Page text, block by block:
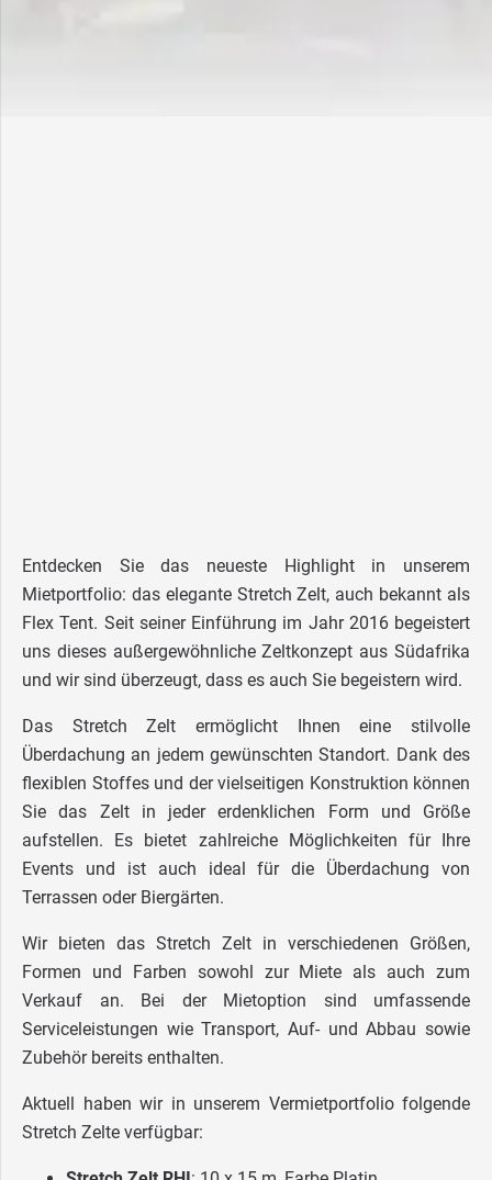
Entdecken Sie das neueste Highlight in unserem
Mietportfolio: das elegante Stretch Zelt, auch bekannt als
Flex Tent. Seit seiner Einführung im Jahr 2016 begeistert
uns dieses außergewöhnliche Zeltkonzept aus Südafrika
und wir sind überzeugt, dass es auch Sie begeistern wird.
Das Stretch Zelt ermöglicht Ihnen eine stilvolle
Überdachung an jedem gewünschten Standort. Dank des
flexiblen Stoffes und der vielseitigen Konstruktion können
Sie das Zelt in jeder erdenklichen Form und Größe
aufstellen. Es bietet zahlreiche Möglichkeiten für Ihre
Events und ist auch ideal für die Überdachung von
Terrassen oder Biergärten.
Wir bieten das Stretch Zelt in verschiedenen Größen,
Formen und Farben sowohl zur Miete als auch zum
Verkauf an. Bei der Mietoption sind umfassende
Serviceleistungen wie Transport, Auf- und Abbau sowie
Zubehör bereits enthalten.
Aktuell haben wir in unserem Vermietportfolio folgende
Stretch Zelte verfügbar: